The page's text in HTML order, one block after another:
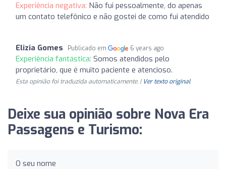
Experiência negativa: Não fui pessoalmente, do apenas
um contato telefônico e não gostei de como fui atendido
Elizia Gomes Publicado em 6 years ago
Experiência fantástica: Somos atendidos pelo
proprietário, que é muito paciente e atencioso.
Esta opinião foi traduzida automaticamente. | Ver texto original
Deixe sua opinião sobre Nova Era
Passagens e Turismo:
O seu nome